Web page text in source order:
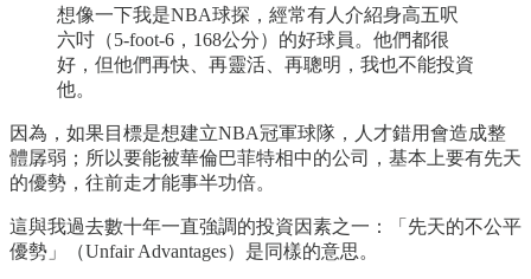
想像一下我是NBA球探，經常有人介紹身高五呎
六吋（5-foot-6，168公分）的好球員。他們都很
好，但他們再快、再靈活、再聰明，我也不能投資
他。
因為，如果目標是想建立NBA冠軍球隊，人才錯用會造成整
體孱弱；所以要能被華倫巴菲特相中的公司，基本上要有先天
的優勢，往前走才能事半功倍。
這與我過去數十年一直強調的投資因素之一：「先天的不公平
優勢」（Unfair Advantages）是同樣的意思。